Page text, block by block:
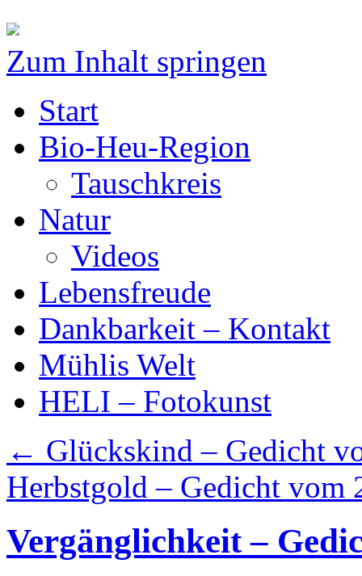
Zum Inhalt springen
Start
Bio-Heu-Region
Tauschkreis
Natur
Videos
Lebensfreude
Dankbarkeit – Kontakt
Mühlis Welt
HELI – Fotokunst
← Glückskind – Gedicht
Herbstgold – Gedicht vom
Vergänglichkeit –